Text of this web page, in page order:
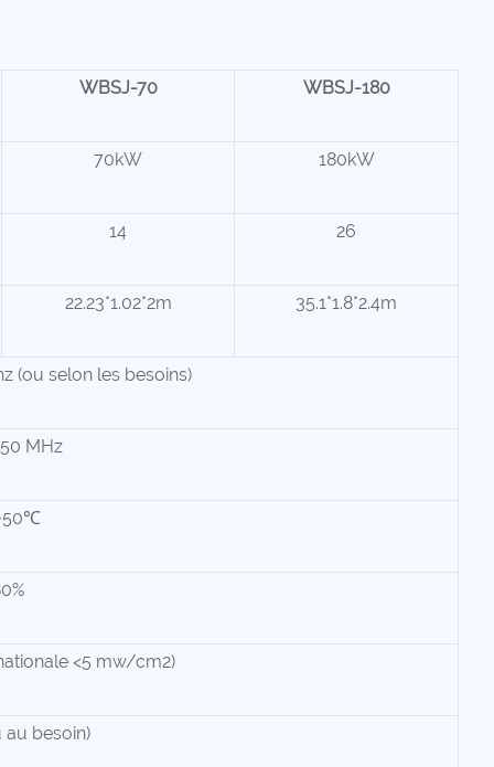
WBSJ-70 WBSJ-180
70kW 180kW
14 26
22.23*1.02*2m 35.1*1.8*2.4m
(ou selon les besoins)
MHz
<5 mw/cm2)
besoin)